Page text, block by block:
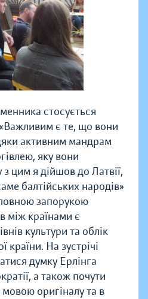
стосується
«Важливим є те, що вони
активним мандрам
яку вони
з цим я дійшов до Латвії,
балтійських народів»
запорукою
між країнами є
культури та облік
країни. На зустрічі
думку Ерлінга
а також почути
мовою оригіналу та в